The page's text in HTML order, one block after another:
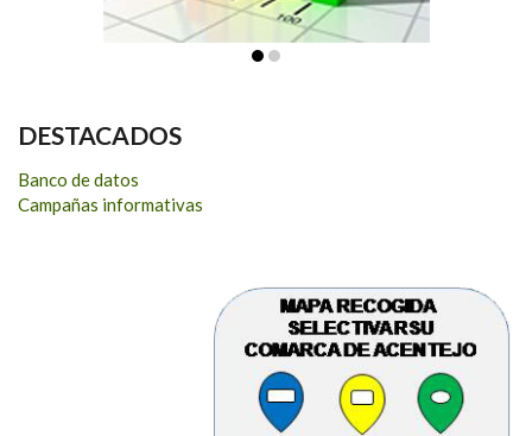
DESTACADOS
Banco de datos
Campañas informativas